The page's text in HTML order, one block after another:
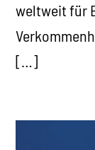
weltweit für
[…]